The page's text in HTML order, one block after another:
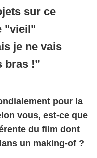
sur ce
"vieil"
je ne vais
bras !
pour la
vous, est-ce que
du film dont
un making-of ?